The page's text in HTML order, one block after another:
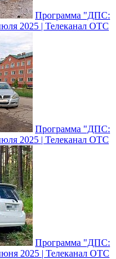
Программа "ДПС:
2025 | Телеканал ОТС
Программа "ДПС:
2025 | Телеканал ОТС
Программа "ДПС:
2025 | Телеканал ОТС